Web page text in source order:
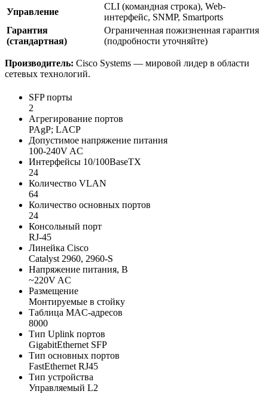
Управление
CLI (командная строка), Web-
интерфейс, SNMP, Smartports
Гарантия
(стандартная)
Ограниченная пожизненная гарантия
(подробности уточняйте)
Производитель: Cisco Systems — мировой лидер в области
сетевых технологий.
SFP порты
2
Агрегирование портов
PAgP; LACP
Допустимое напряжение питания
100-240V AC
Интерфейсы 10/100BaseTX
24
Количество VLAN
64
Количество основных портов
24
Консольный порт
RJ-45
Линейка Cisco
Catalyst 2960, 2960-S
Напряжение питания, В
~220V AC
Размещение
Монтируемые в стойку
Таблица MAC-адресов
8000
Тип Uplink портов
GigabitEthernet SFP
Тип основных портов
FastEthernet RJ45
Тип устройства
Управляемый L2